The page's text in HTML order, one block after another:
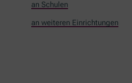
an Schulen
an weiteren Einrichtungen